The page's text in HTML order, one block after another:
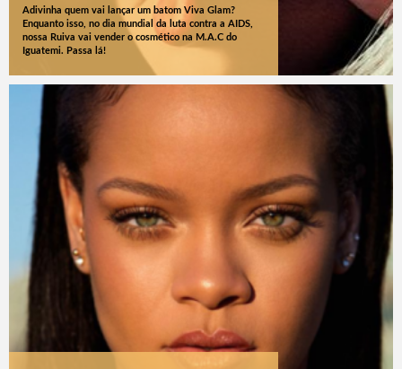
Adivinha quem vai lançar um batom Viva Glam?
Enquanto isso, no dia mundial da luta contra a AIDS,
nossa Ruiva vai vender o cosmético na M.A.C do
Iguatemi. Passa lá!